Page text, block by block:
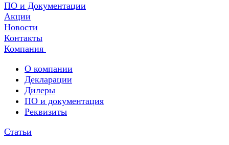
ПО и Документации
Акции
Новости
Контакты
Компания
О компании
Декларации
Дилеры
ПО и документация
Реквизиты
Статьи